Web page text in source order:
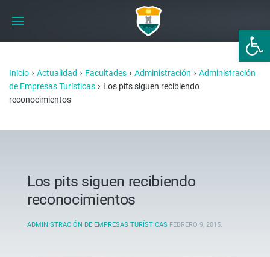
Abrir
Inicio › Actualidad › Facultades › Administración › Administración
de Empresas Turísticas › Los pits siguen recibiendo
reconocimientos
Los pits siguen recibiendo
reconocimientos
ADMINISTRACIÓN DE EMPRESAS TURÍSTICAS FEBRERO 9, 2015.